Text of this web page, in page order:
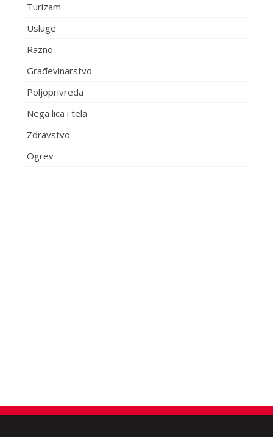
Turizam
Usluge
Razno
Građevinarstvo
Poljoprivreda
Nega lica i tela
Zdravstvo
Ogrev